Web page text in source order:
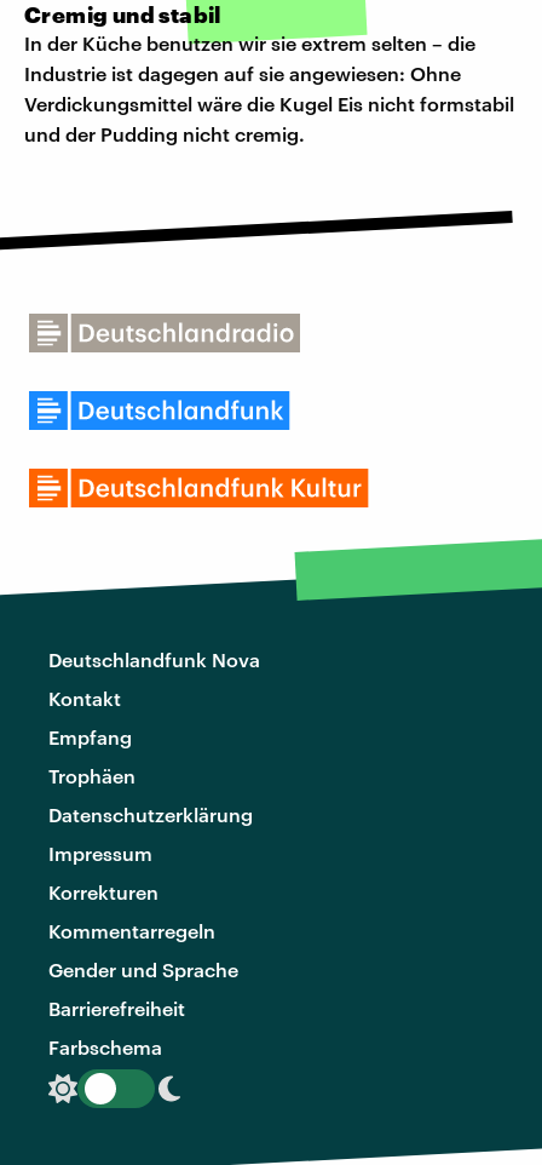
Cremig und stabil
In der Küche benutzen wir sie extrem selten – die
Industrie ist dagegen auf sie angewiesen: Ohne
Verdickungsmittel wäre die Kugel Eis nicht formstabil
und der Pudding nicht cremig.
Deutschlandfunk Nova
Kontakt
Empfang
Trophäen
Datenschutzerklärung
Impressum
Korrekturen
Kommentarregeln
Gender und Sprache
Barrierefreiheit
Farbschema